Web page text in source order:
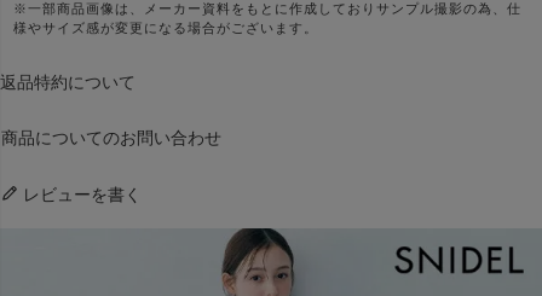
※一部商品画像は、メーカー資料をもとに作成しておりサンプル撮影の為、仕
様やサイズ感が変更になる場合がございます。
返品特約について
商品についてのお問い合わせ
レビューを書く